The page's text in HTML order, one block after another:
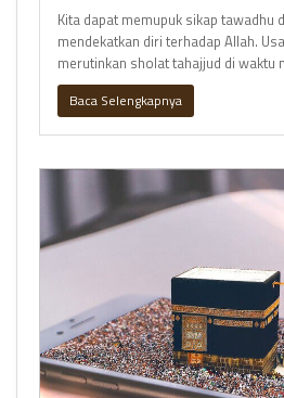
Kita dapat memupuk sikap tawadhu
mendekatkan diri terhadap Allah.
merutinkan sholat tahajjud di waktu
ketika sahur, berpasr
Baca Selengkapnya